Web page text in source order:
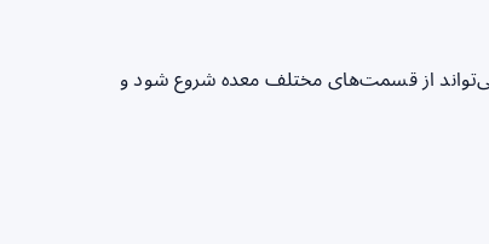
از قسمت‌های مختلف معده شروع شود و